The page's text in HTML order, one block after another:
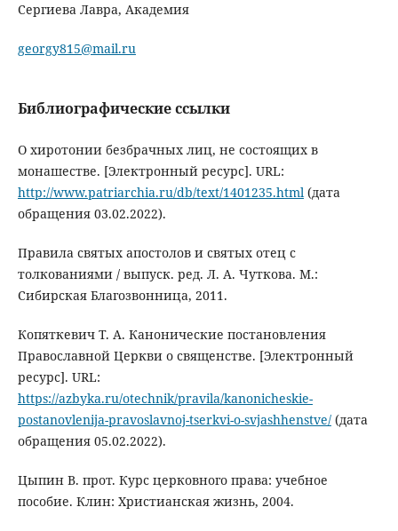
Сергиева Лавра, Академия
georgy815@mail.ru
Библиографические ссылки
О хиротонии безбрачных лиц, не состоящих в
монашестве. [Электронный ресурс]. URL:
http://www.patriarchia.ru/db/text/1401235.html(дата
обращения 03.02.2022).
Правила святых апостолов и святых отец с
толкованиями / выпуск. ред. Л. А. Чуткова. М.:
Сибирская Благозвонница, 2011.
Копяткевич Т. А. Канонические постановления
Православной Церкви о священстве. [Электронный
ресурс]. URL:
https://azbyka.ru/otechnik/pravila/kanonicheskie-
postanovlenija-pravoslavnoj-tserkvi-o-svjashhenstve/(дата
обращения 05.02.2022).
Цыпин В. прот. Курс церковного права: учебное
пособие. Клин: Христианская жизнь, 2004.